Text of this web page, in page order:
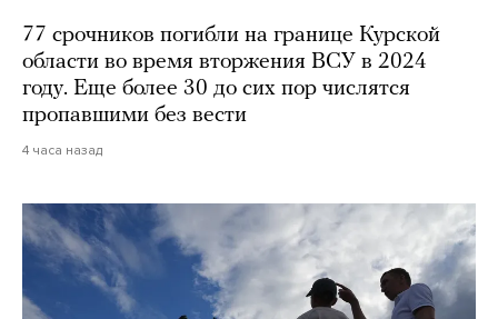
77 срочников погибли на границе Курской
области во время вторжения ВСУ в 2024
году. Еще более 30 до сих пор числятся
пропавшими без вести
4 часа назад